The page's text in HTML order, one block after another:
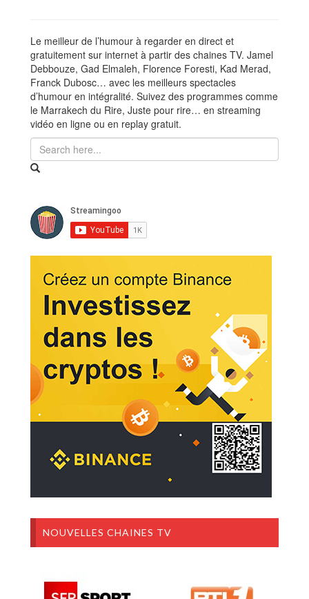
Le meilleur de l’humour à regarder en direct et
gratuitement sur internet à partir des chaines TV. Jamel
Debbouze, Gad Elmaleh, Florence Foresti, Kad Merad,
Franck Dubosc… avec les meilleurs spectacles
d’humour en intégralité. Suivez des programmes comme
le Marrakech du Rire, Juste pour rire… en streaming
vidéo en ligne ou en replay gratuit.
NOUVELLES CHAINES TV